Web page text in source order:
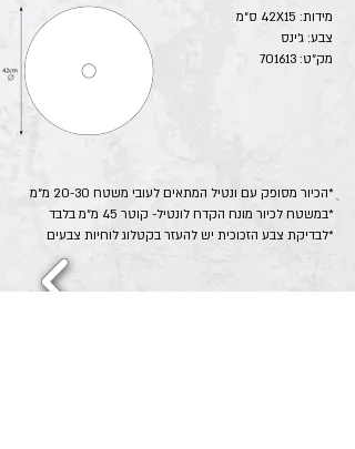
ֻ*הכיור מסופק עם ונטיל המתאים לעובי משטח 20-30 מ״מ
*במשטח לכיור מונח הקדח לונטיל- קוטר 45 מ״מ בלבד
*לבדיקת צבע הזכוכית יש להעזר בקטלוג לוחיות צבעים
מידות: 42X15 ס״מ
צבע: ג'ינס
מק״ט: 701613